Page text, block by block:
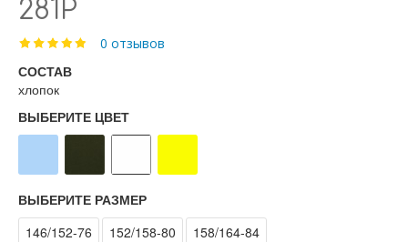
281Р
0 отзывов
СОСТАВ
хлопок
ВЫБЕРИТЕ ЦВЕТ
ВЫБЕРИТЕ РАЗМЕР
146/152-76
152/158-80
158/164-84